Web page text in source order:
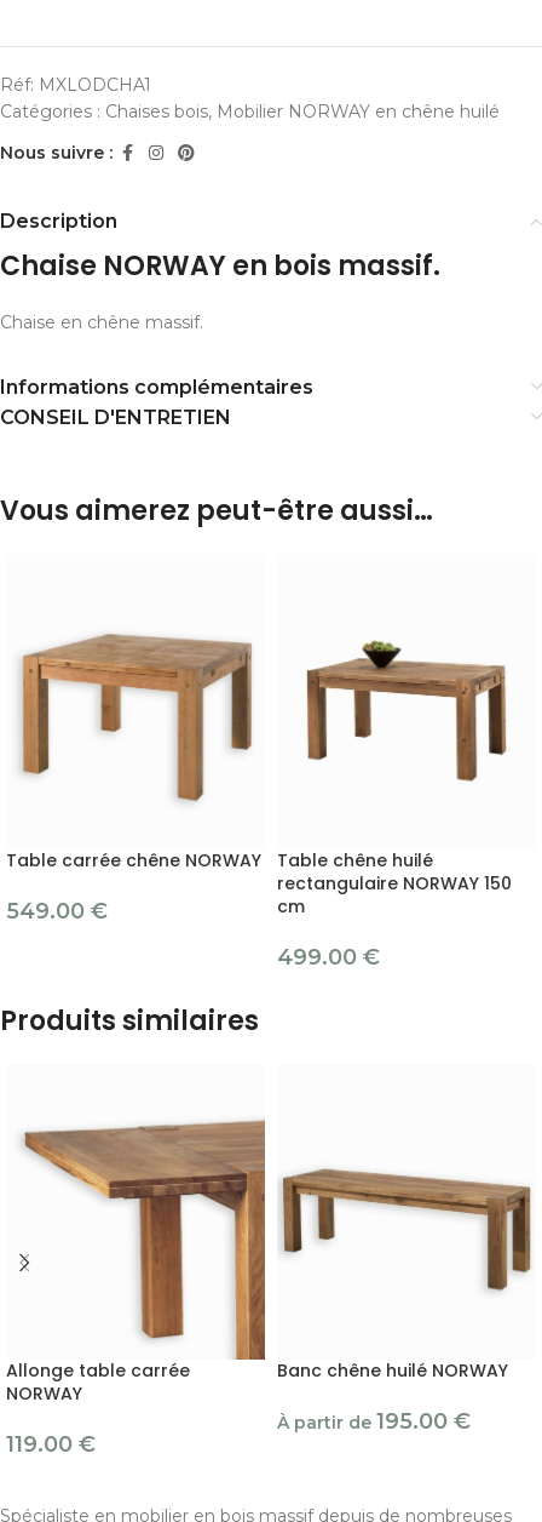
Réf: MXLODCHA1
Catégories : Chaises bois, Mobilier NORWAY en chêne huilé
Nous suivre :
Description
Chaise NORWAY en bois massif.
Chaise en chêne massif.
Informations complémentaires
CONSEIL D'ENTRETIEN
Vous aimerez peut-être aussi…
Table carrée chêne NORWAY
549.00 €
Table chêne huilé
rectangulaire NORWAY 150
cm
499.00 €
Produits similaires
Allonge table carrée
NORWAY
119.00 €
Banc chêne huilé NORWAY
À partir de 195.00 €
Spécialiste en mobilier en bois massif depuis de nombreuses